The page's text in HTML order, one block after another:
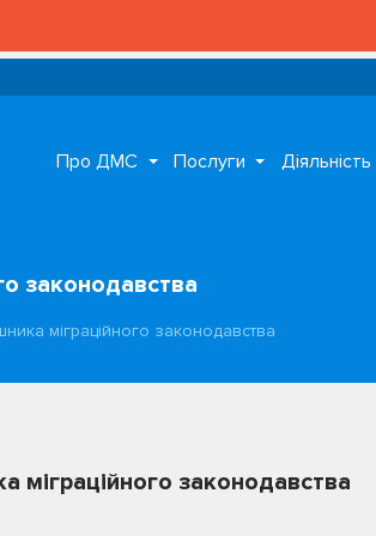
Про ДМС Послуги Діяльність
законодавства
міграційного законодавства
міграційного законодавства